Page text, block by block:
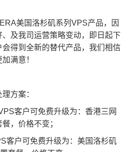
美国洛杉矶系列VPS产品，因
及我司运营策略变动，即日起下
得到全新的替代产品，我们相信
满意！
方案：
客户可免费升级为：香港三网
，价格不变；
客户可免费升级为：美国洛杉矶